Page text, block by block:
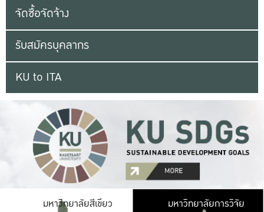
จัดซื้อจัดจ้าง
รับสมัครบุคลากร
KU to ITA
มหาวิทยาลัยสีเขียว มหาวิ
มหาวิทยาลัยการวิจัย